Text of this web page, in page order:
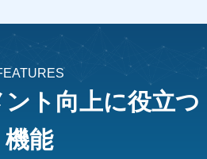
ト向上に役立つ
機能